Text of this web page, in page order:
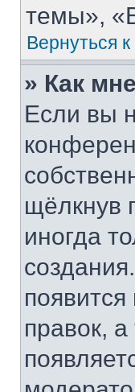
темы»,
Вернуться
» Как
Если вы
щёлкнув
иногда
правок,